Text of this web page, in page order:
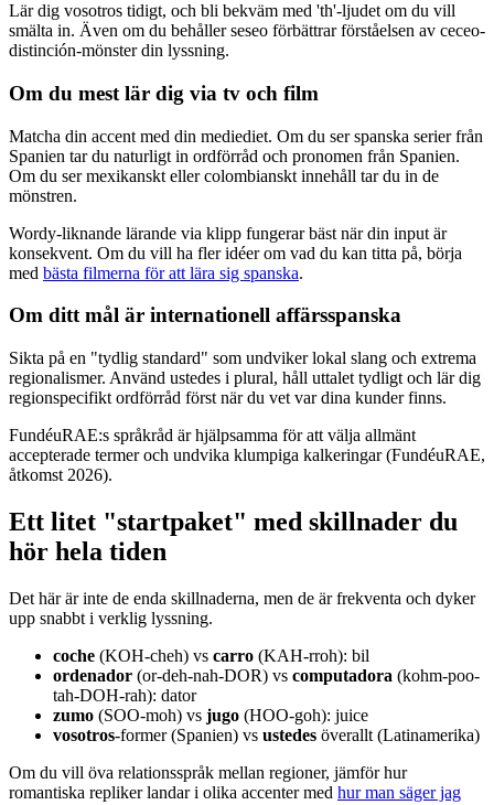
Lär dig vosotros tidigt, och bli bekväm med 'th'-ljudet om du vill
smälta in. Även om du behåller seseo förbättrar förståelsen av ceceo-
distinción-mönster din lyssning.
Om du mest lär dig via tv och film
Matcha din accent med din mediediet. Om du ser spanska serier från
Spanien tar du naturligt in ordförråd och pronomen från Spanien.
Om du ser mexikanskt eller colombianskt innehåll tar du in de
mönstren.
Wordy-liknande lärande via klipp fungerar bäst när din input är
konsekvent. Om du vill ha fler idéer om vad du kan titta på, börja
med bästa filmerna för att lära sig spanska.
Om ditt mål är internationell affärsspanska
Sikta på en "tydlig standard" som undviker lokal slang och extrema
regionalismer. Använd ustedes i plural, håll uttalet tydligt och lär dig
regionspecifikt ordförråd först när du vet var dina kunder finns.
FundéuRAE:s språkråd är hjälpsamma för att välja allmänt
accepterade termer och undvika klumpiga kalkeringar (FundéuRAE,
åtkomst 2026).
Ett litet "startpaket" med skillnader du
hör hela tiden
Det här är inte de enda skillnaderna, men de är frekventa och dyker
upp snabbt i verklig lyssning.
coche (KOH-cheh) vs carro (KAH-rroh): bil
ordenador (or-deh-nah-DOR) vs computadora (kohm-poo-
tah-DOH-rah): dator
zumo (SOO-moh) vs jugo (HOO-goh): juice
vosotros-former (Spanien) vs ustedes överallt (Latinamerika)
Om du vill öva relationsspråk mellan regioner, jämför hur
romantiska repliker landar i olika accenter med hur man säger jag